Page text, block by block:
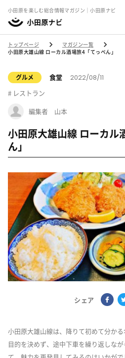
小田原を楽しむ総合情報マガジン｜小田原ナビ
トップページ
マガジン一覧
小田原大雄山線 ローカル酒場旅4「てっぺん」
グルメ 食堂 2022/08/11
レストラン
編集者 山本
小田原大雄山線 ローカル
ん」
シェア
小田原大雄山線は、降りて初めて分かる
目的を決めず、途中下車を繰り返しな